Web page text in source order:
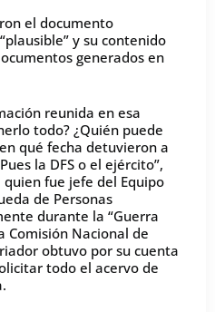
el documento
y su contenido
generados en
reunida en esa
todo? ¿Quién puede
qué fecha detuvieron a
la DFS o el ejército”,
fue jefe del Equipo
de Personas
durante la “Guerra
Comisión Nacional de
obtuvo por su cuenta
todo el acervo de